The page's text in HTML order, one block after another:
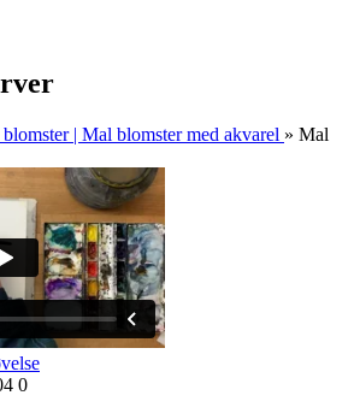
| Mal blomster med akvarel » Mal
0